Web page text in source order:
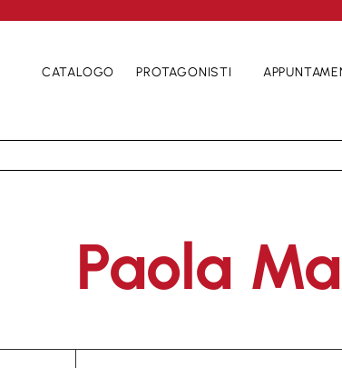
CATALOGO PROTAGONISTI
Paola